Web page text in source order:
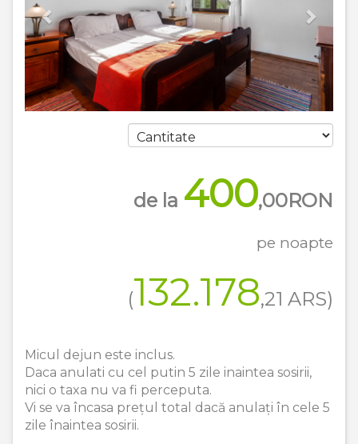
de la 400,00RON
pe noapte
(132.178,21 ARS)
Micul dejun este inclus.
Daca anulati cu cel putin 5 zile inaintea sosirii,
nici o taxa nu va fi perceputa.
Vi se va încasa prețul total dacă anulați în cele 5
zile înaintea sosirii.